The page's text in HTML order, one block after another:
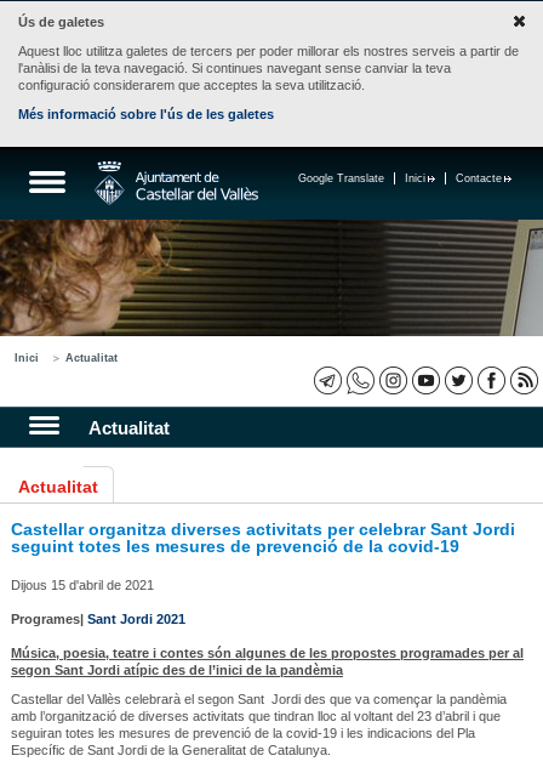
Ús de galetes
Aquest lloc utilitza galetes de tercers per poder millorar els nostres serveis a partir de
l'anàlisi de la teva navegació. Si continues navegant sense canviar la teva
configuració considerarem que acceptes la seva utilització.
Més informació sobre l'ús de les galetes
Contacte
Inici
Google Translate
Inici Actualitat
Actualitat
Actualitat
Castellar organitza diverses activitats per celebrar Sant Jordi
seguint totes les mesures de prevenció de la covid-19
Dijous 15 d'abril de 2021
Programes| Sant Jordi 2021
Música, poesia, teatre i contes són algunes de les propostes programades per al
segon Sant Jordi atípic des de l’inici de la pandèmia
Castellar del Vallès celebrarà el segon Sant Jordi des que va començar la pandèmia
amb l’organització de diverses activitats que tindran lloc al voltant del 23 d’abril i que
seguiran totes les mesures de prevenció de la covid-19 i les indicacions del Pla
Específic de Sant Jordi de la Generalitat de Catalunya.